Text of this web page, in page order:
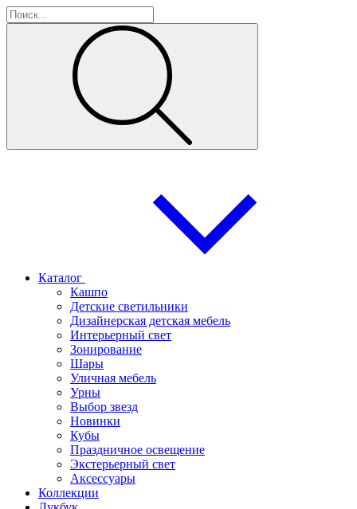
Каталог
Кашпо
Детские светильники
Дизайнерская детская мебель
Интерьерный свет
Зонирование
Шары
Уличная мебель
Урны
Выбор звезд
Новинки
Кубы
Праздничное освещение
Экстерьерный свет
Аксессуары
Коллекции